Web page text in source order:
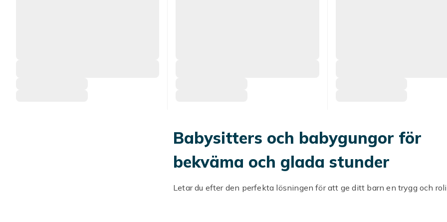
Babysitters och babygungor för
bekväma och glada stunder
Letar du efter den perfekta lösningen för att ge ditt barn en trygg och